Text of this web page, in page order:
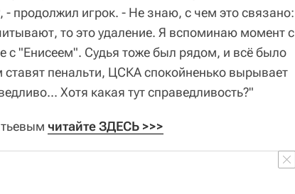
- продолжил игрок. - Не знаю, с чем это связано:
то это удаление. Я вспоминаю момент с
"Енисеем". Судья тоже был рядом, и всё было
ставят пенальти, ЦСКА спокойненько вырывает
Хотя какая тут справедливость?"
читайте ЗДЕСЬ >>>